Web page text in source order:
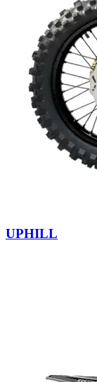
UPHILL